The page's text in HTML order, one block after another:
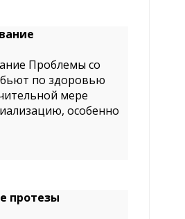
Проблемы со
по здоровью
мере
особенно
протезы